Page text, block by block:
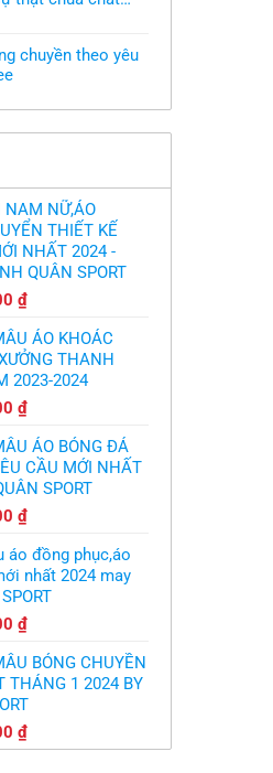
chuyền theo yêu
NAM NỮ,ÁO
THIẾT KẾ
NHẤT 2024 -
QUÂN SPORT
₫.
₫Giá
tại
là:
299.000 ₫.
ÁO KHOÁC
THANH
2023-2024
₫.
₫Giá
tại
là:
300.000 ₫.
ÁO BÓNG ĐÁ
CẦU MỚI NHẤT
SPORT
₫.
₫Giá
tại
là:
149.000 ₫.
áo đồng phục,áo
nhất 2024 may
₫.
₫Giá
tại
là:
BÓNG CHUYỀN
THÁNG 1 2024 BY
₫Giá
hiện